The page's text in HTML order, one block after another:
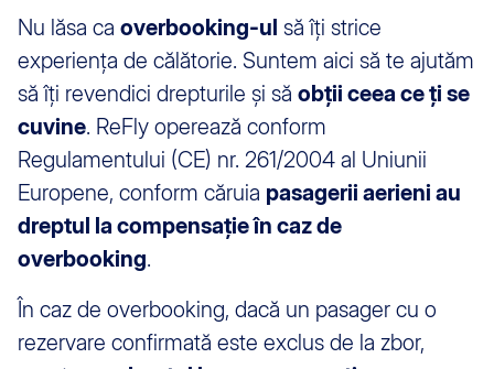
Nu lăsa ca overbooking-ul să îți strice
experiența de călătorie. Suntem aici să te ajutăm
să îți revendici drepturile și să obții ceea ce ți se
cuvine. ReFly operează conform
Regulamentului (CE) nr. 261/2004 al Uniunii
Europene, conform căruia pasagerii aerieni au
dreptul la compensație în caz de
overbooking.
În caz de overbooking, dacă un pasager cu o
rezervare confirmată este exclus de la zbor,